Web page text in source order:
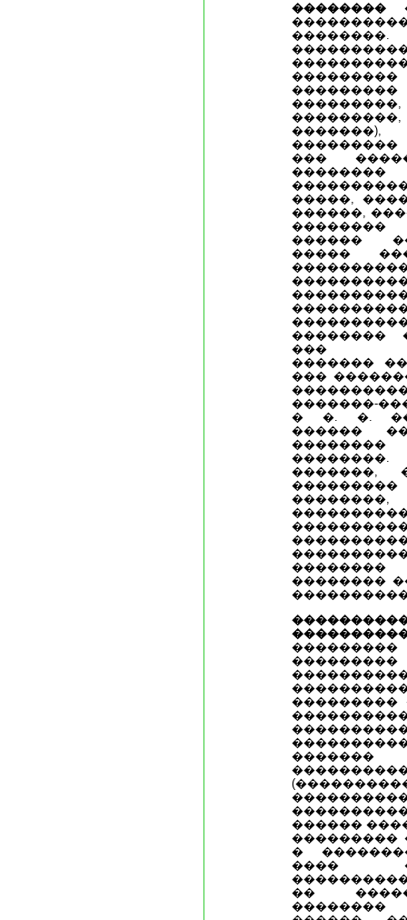
��������
�������),
���
�����,
������,
������
�����
��������
���
�������
���
�������-
� �. �.
������
�������,
��������
���������
�������
������
���������
�
����
��
��������